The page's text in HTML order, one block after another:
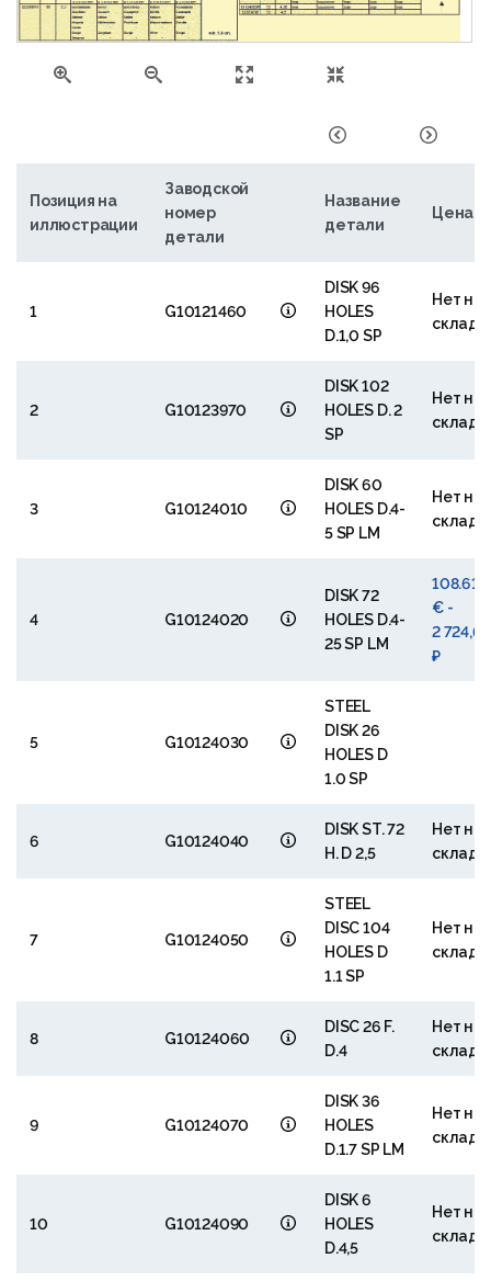
Позиция на
иллюстрации
Заводской
номер
детали
Название
детали
Цена
1 G10121460
DISK 96
HOLES
D.1,0 SP
Нет на
складе
2 G10123970
DISK 102
HOLES D. 2
SP
Нет на
складе
3 G10124010
DISK 60
HOLES D.4-
5 SP LM
Нет на
складе
4 G10124020
DISK 72
HOLES D.4-
25 SP LM
108.61
€ -
2
₽
5 G10124030
STEEL
DISK 26
HOLES D
1.0 SP
6 G10124040
DISK ST. 72
H. D 2,5
Нет на
складе
7 G10124050
STEEL
DISC 104
HOLES D
1.1 SP
Нет на
складе
8 G10124060
DISC 26 F.
D.4
Нет на
складе
9 G10124070
DISK 36
HOLES
D.1.7 SP LM
Нет на
складе
10 G10124090
DISK 6
HOLES
D.4,5
Нет на
складе